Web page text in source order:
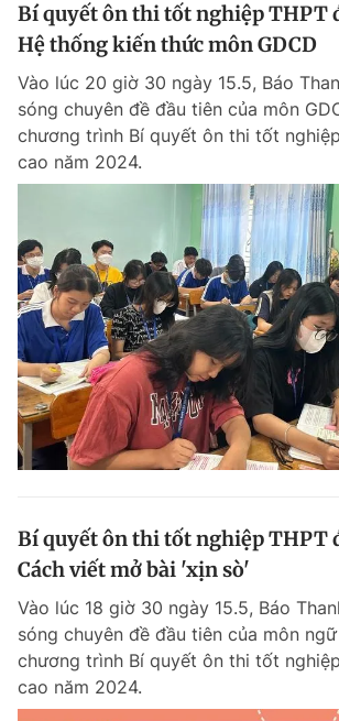
Bí quyết ôn thi tốt nghiệp THPT
Hệ thống kiến thức môn GDCD
Vào lúc 20 giờ 30 ngày 15.5, Báo
sóng chuyên đề đầu tiên của môn
chương trình Bí quyết ôn thi tốt
cao năm 2024.
Bí quyết ôn thi tốt nghiệp THPT
Cách viết mở bài 'xịn sò'
Vào lúc 18 giờ 30 ngày 15.5, Báo
sóng chuyên đề đầu tiên của môn
chương trình Bí quyết ôn thi tốt
cao năm 2024.